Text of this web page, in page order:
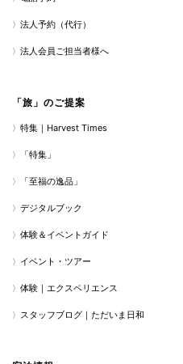
法人予約（代行）
法人会員ご担当者様へ
「旅」のご提案
特集｜Harvest Times
「特集」
「至福の逸品」
デジタルブック
体験＆イベントガイド
イベント・ツアー
体験｜エクスペリエンス
スタッフブログ｜ただいま日和